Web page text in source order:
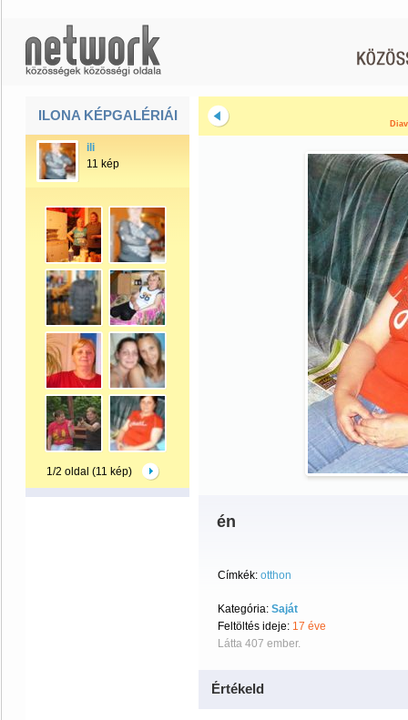
ILONA KÉPGALÉRIÁI
ili
11 kép
1/2 oldal (11 kép)
én
Címkék: otthon
Kategória: Saját
Feltöltés ideje: 17 éve
Látta 407 ember.
Értékeld